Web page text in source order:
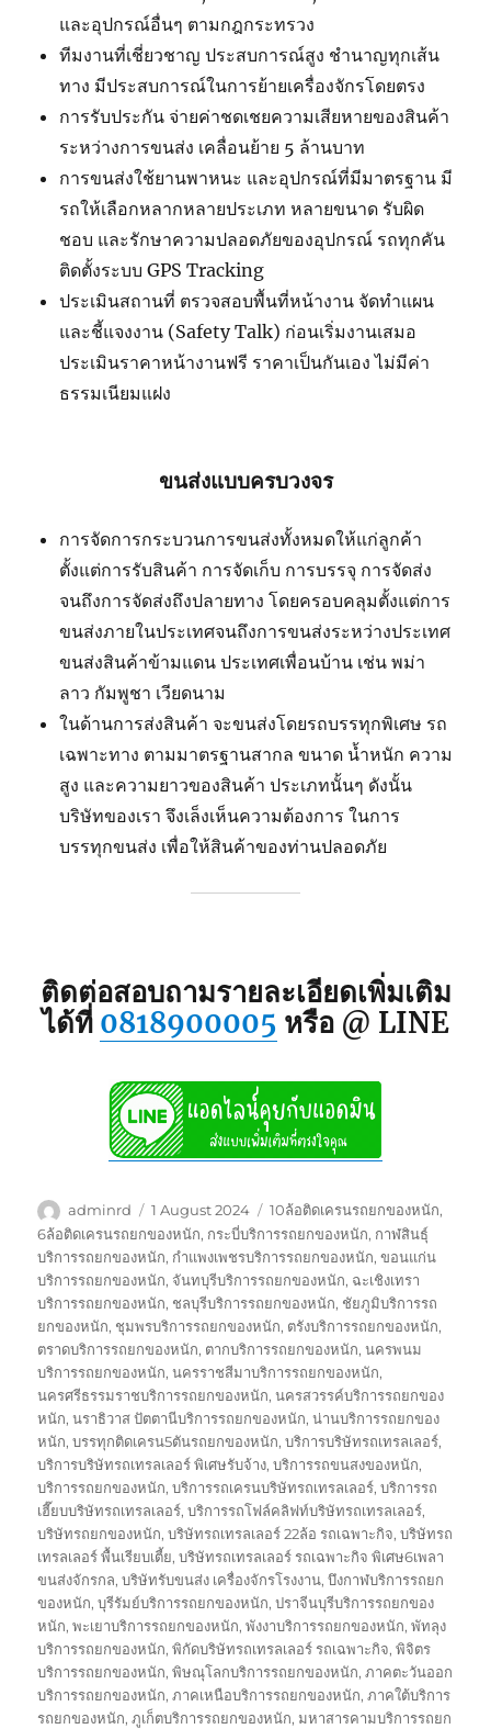
และอุปกรณ์อื่นๆ ตามกฎกระทรวง
ทีมงานที่เชี่ยวชาญ ประสบการณ์สูง ชำนาญทุกเส้น
ทาง มีประสบการณ์ในการย้ายเครื่องจักรโดยตรง
การรับประกัน จ่ายค่าชดเชยความเสียหายของสินค้า
ระหว่างการขนส่ง เคลื่อนย้าย 5 ล้านบาท
การขนส่งใช้ยานพาหนะ และอุปกรณ์ที่มีมาตรฐาน มี
รถให้เลือกหลากหลายประเภท หลายขนาด รับผิด
ชอบ และรักษาความปลอดภัยของอุปกรณ์ รถทุกคัน
ติดตั้งระบบ GPS Tracking
ประเมินสถานที่ ตรวจสอบพื้นที่หน้างาน จัดทำแผน
และชี้แจงงาน (Safety Talk) ก่อนเริ่มงานเสมอ
ประเมินราคาหน้างานฟรี ราคาเป็นกันเอง ไม่มีค่า
ธรรมเนียมแฝง
ขนส่งแบบครบวงจร
การจัดการกระบวนการขนส่งทั้งหมดให้แก่ลูกค้า
ตั้งแต่การรับสินค้า การจัดเก็บ การบรรจุ การจัดส่ง
จนถึงการจัดส่งถึงปลายทาง โดยครอบคลุมตั้งแต่การ
ขนส่งภายในประเทศจนถึงการขนส่งระหว่างประเทศ
ขนส่งสินค้าข้ามแดน ประเทศเพื่อนบ้าน เช่น พม่า
ลาว กัมพูชา เวียดนาม
ในด้านการส่งสินค้า จะขนส่งโดยรถบรรทุกพิเศษ รถ
เฉพาะทาง ตามมาตรฐานสากล ขนาด น้ำหนัก ความ
สูง และความยาวของสินค้า ประเภทนั้นๆ ดังนั้น
บริษัทของเรา จึงเล็งเห็นความต้องการ ในการ
บรรทุกขนส่ง เพื่อให้สินค้าของท่านปลอดภัย
ติดต่อสอบถามรายละเอียดเพิ่มเติม
ได้ที่ 0818900005 หรือ @ LINE
Author
adminrd
Posted
on
1 August 2024 Tags
10ล้อติดเครนรถยกของหนัก,
6ล้อติดเครนรถยกของหนัก, กระบี่บริการรถยกของหนัก, กาฬสินธุ์
บริการรถยกของหนัก, กำแพงเพชรบริการรถยกของหนัก,ขอนแก่น
บริการรถยกของหนัก, จันทบุรีบริการรถยกของหนัก, ฉะเชิงเทรา
บริการรถยกของหนัก, ชลบุรีบริการรถยกของหนัก, ชัยภูมิบริการรถ
ยกของหนัก, ชุมพรบริการรถยกของหนัก, ตรังบริการรถยกของหนัก,
ตราดบริการรถยกของหนัก, ตากบริการรถยกของหนัก,นครพนม
บริการรถยกของหนัก,นครราชสีมาบริการรถยกของหนัก,
นครศรีธรรมราชบริการรถยกของหนัก,นครสวรรค์บริการรถยกของ
หนัก,นราธิวาส ปัตตานีบริการรถยกของหนัก,น่านบริการรถยกของ
หนัก,บรรทุกติดเครน5ตันรถยกของหนัก,บริการบริษัทรถเทรลเลอร์,
บริการบริษัทรถเทรลเลอร์ พิเศษรับจ้าง,บริการรถขนสงของหนัก,
บริการรถยกของหนัก,บริการรถเครนบริษัทรถเทรลเลอร์,บริการรถ
เฮี๊ยบบริษัทรถเทรลเลอร์,บริการรถโฟล์คลิฟท์บริษัทรถเทรลเลอร์,
บริษัทรถยกของหนัก,บริษัทรถเทรลเลอร์ 22ล้อ รถเฉพาะกิจ,บริษัทรถ
เทรลเลอร์ พื้นเรียบเตี้ย,บริษัทรถเทรลเลอร์ รถเฉพาะกิจ พิเศษ6เพลา
ขนส่งจักรกล,บริษัทรับขนส่ง เครื่องจักรโรงงาน,บึงกาฬบริการรถยก
ของหนัก,บุรีรัมย์บริการรถยกของหนัก,ปราจีนบุรีบริการรถยกของ
หนัก,พะเยาบริการรถยกของหนัก,พังงาบริการรถยกของหนัก,พัทลุง
บริการรถยกของหนัก,พิกัดบริษัทรถเทรลเลอร์ รถเฉพาะกิจ,พิจิตร
บริการรถยกของหนัก,พิษณุโลกบริการรถยกของหนัก,ภาคตะวันออก
บริการรถยกของหนัก,ภาคเหนือบริการรถยกของหนัก,ภาคใต้บริการ
รถยกของหนัก,ภูเก็ตบริการรถยกของหนัก,มหาสารคามบริการรถยก